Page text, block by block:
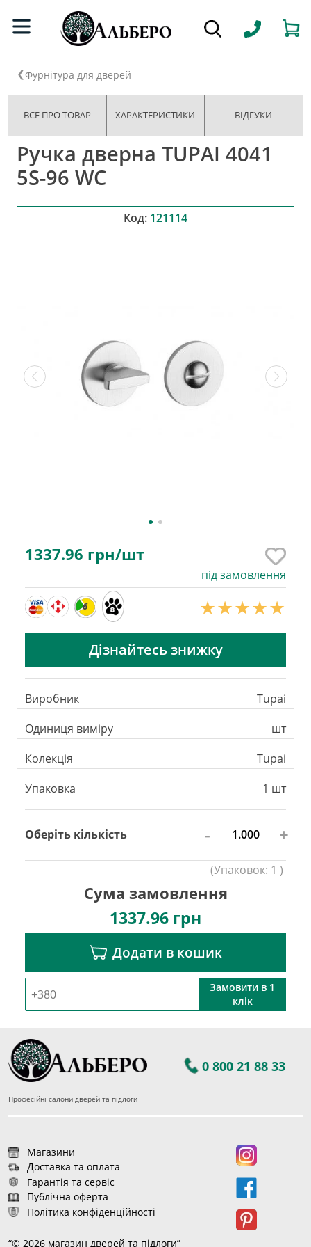
Фурнітура для дверей
ВСЕ ПРО ТОВАР ХАРАКТЕРИСТИКИ ВІДГУКИ
Ручка дверна TUPAI 4041
5S-96 WC
Код: 121114
1337.96 грн/шт
під замовлення
6
Дізнайтесь знижку
Виробник
Tupai
Одиниця виміру
шт
Колекція
Tupai
Упаковка
1 шт
Оберіть кількість - +
(Упаковок: 1 )
Сума замовлення
1337.96 грн
Додати в кошик
Замовити в 1
клік
0 800 21 88 33
Професійні салони дверей та підлоги
Магазини
Доставка та оплата
Гарантія та сервіс
Публічна оферта
Політика конфіденційності
“© 2026 магазин дверей та підлоги”